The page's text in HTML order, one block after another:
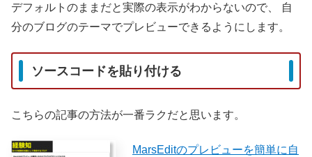
デフォルトのままだと実際の表示がわからないので、
自
分のブログのテーマでプレビューできるようにします。
ソースコードを貼り付ける
こちらの記事の方法が一番ラクだと思います。
MarsEditのプレビューを簡単に自